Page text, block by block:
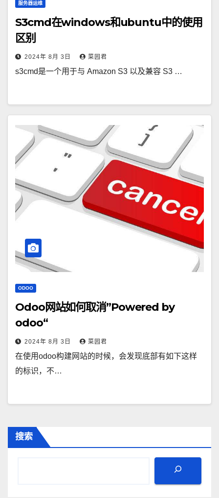
服务器运维
S3cmd在windows和ubuntu中的使用
区别
2024年 8月 3日 菜园君
s3cmd是一个用于与 Amazon S3 以及兼容 S3 …
ODOO
Odoo网站如何取消”Powered by
odoo“
2024年 8月 3日 菜园君
在使用odoo构建网站的时候，会发现底部有如下这样
的标识，不…
搜索